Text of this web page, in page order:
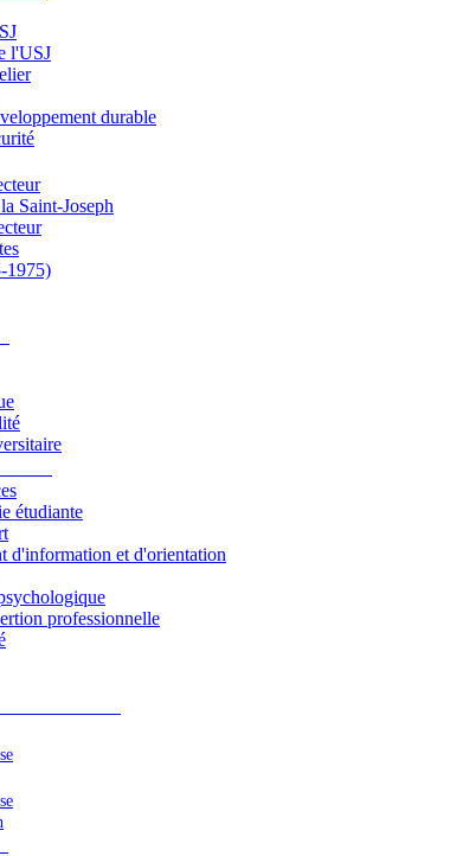
l'USJ
durable
Saint-Joseph
1975)
étudiante
d'information et d'orientation
professionnelle